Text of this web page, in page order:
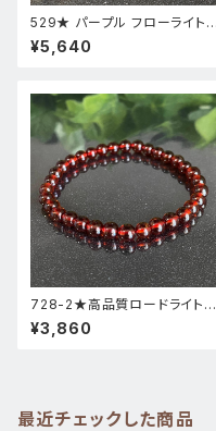
529★ パープル フローライト【
高品質 ・ 高透明度 】天然石 パ
ワーストーン ブレスレット 新品
¥5,640
728-2★高品質ロードライトガ
ーネット★天然石ブレスレットパ
ワーストーン新品
¥3,860
最近チェックした商品